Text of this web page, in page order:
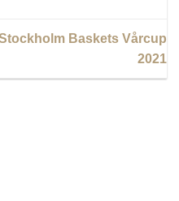
Baskets Vårcup
2021